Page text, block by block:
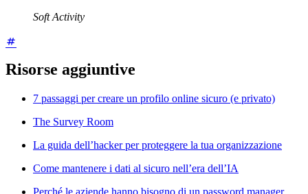
Soft Activity
Risorse aggiuntive
7 passaggi per creare un profilo online sicuro (e privato)
The Survey Room
La guida dell’hacker per proteggere la tua organizzazione
Come mantenere i dati al sicuro nell’era dell’IA
Perché le aziende hanno bisogno di un password manager